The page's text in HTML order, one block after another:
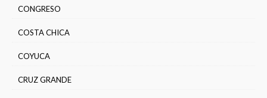
CONGRESO
COSTA CHICA
COYUCA
CRUZ GRANDE